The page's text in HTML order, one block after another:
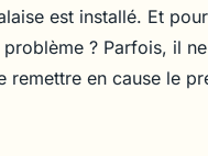
est installé. Et
? Parfois, il ne
remettre en cause le